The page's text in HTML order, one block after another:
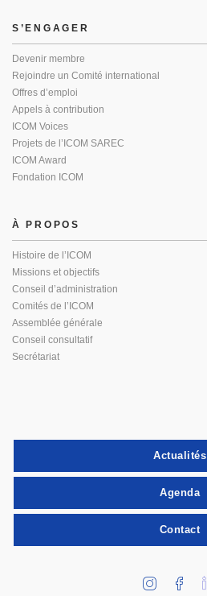
S’ENGAGER
Devenir membre
Rejoindre un Comité international
Offres d’emploi
Appels à contribution
ICOM Voices
Projets de l’ICOM SAREC
ICOM Award
Fondation ICOM
À PROPOS
Histoire de l’ICOM
Missions et objectifs
Conseil d’administration
Comités de l’ICOM
Assemblée générale
Conseil consultatif
Secrétariat
Actualités
Agenda
Contact